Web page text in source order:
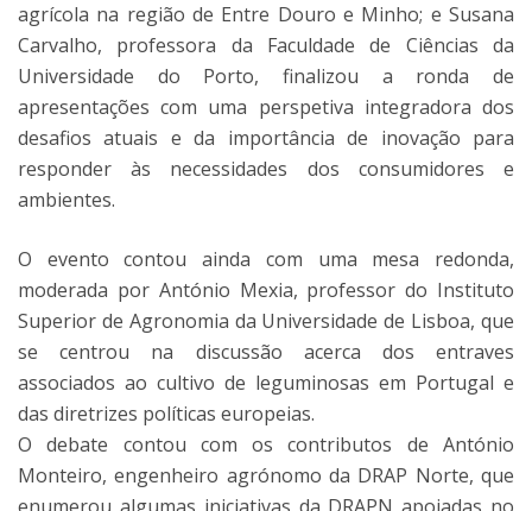
agrícola na região de Entre Douro e Minho; e Susana
Carvalho, professora da Faculdade de Ciências da
Universidade do Porto, finalizou a ronda de
apresentações com uma perspetiva integradora dos
desafios atuais e da importância de inovação para
responder às necessidades dos consumidores e
ambientes.
O evento contou ainda com uma mesa redonda,
moderada por António Mexia, professor do Instituto
Superior de Agronomia da Universidade de Lisboa, que
se centrou na discussão acerca dos entraves
associados ao cultivo de leguminosas em Portugal e
das diretrizes políticas europeias.
O debate contou com os contributos de António
Monteiro, engenheiro agrónomo da DRAP Norte, que